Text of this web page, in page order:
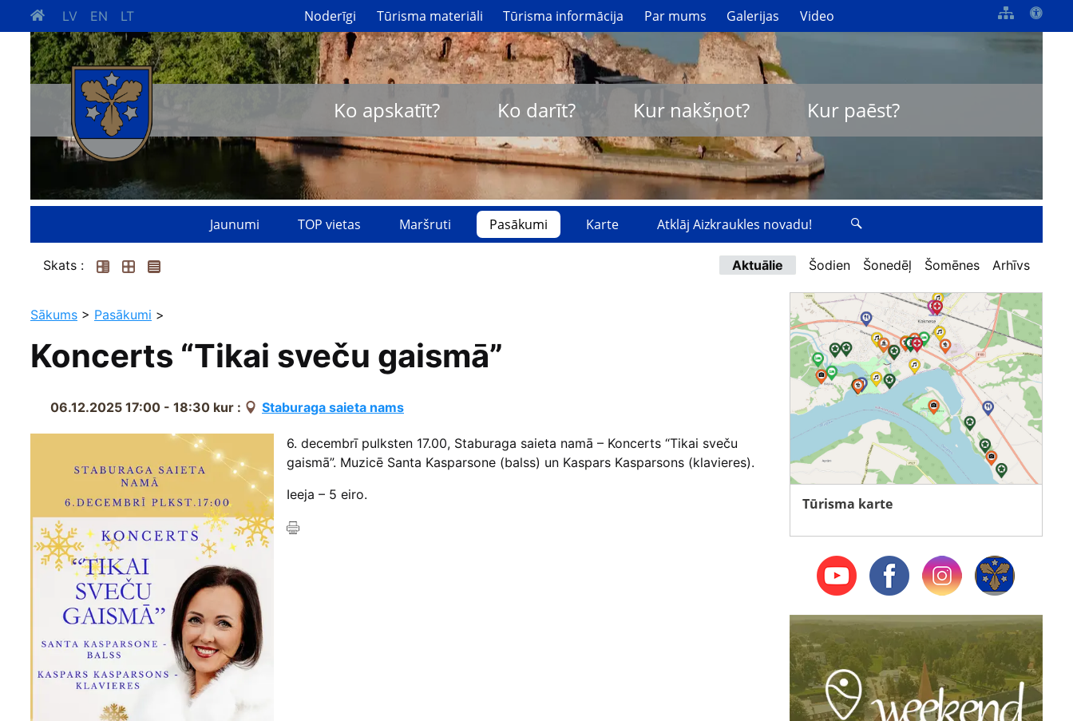
LV EN LT Noderīgi Tūrisma materiāli Tūrisma informācija Par mums Galerijas Video
Ko apskatīt? Ko darīt? Kur nakšņot? Kur paēst?
Jaunumi TOP vietas Maršruti Pasākumi Karte Atklāj Aizkraukles novadu!
Skats : Aktuālie Šodien Šonedēļ Šomēnes Arhīvs
Sākums > Pasākumi >
Koncerts “Tikai sveču gaismā”
06.12.2025 17:00 - 18:30 kur : Staburaga saieta nams
6. decembrī pulksten 17.00, Staburaga saieta namā – Koncerts “Tikai sveču
gaismā”. Muzicē Santa Kasparsone (balss) un Kaspars Kasparsons (klavieres).
Ieeja – 5 eiro.
Tūrisma karte